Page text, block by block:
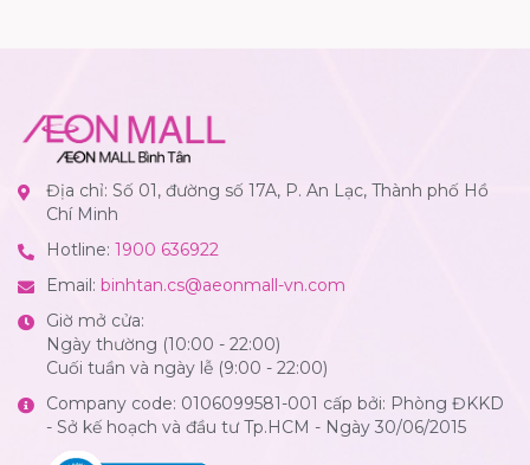
Địa chỉ: Số 01, đường số 17A, P. An Lạc, Thành phố Hồ
Chí Minh
Hotline: 1900 636922
Email: binhtan.cs@aeonmall-vn.com
Giờ mở cửa:
Ngày thường (10:00 - 22:00)
Cuối tuần và ngày lễ (9:00 - 22:00)
Company code: 0106099581-001 cấp bởi: Phòng ĐKKD
- Sở kế hoạch và đầu tư Tp.HCM - Ngày 30/06/2015